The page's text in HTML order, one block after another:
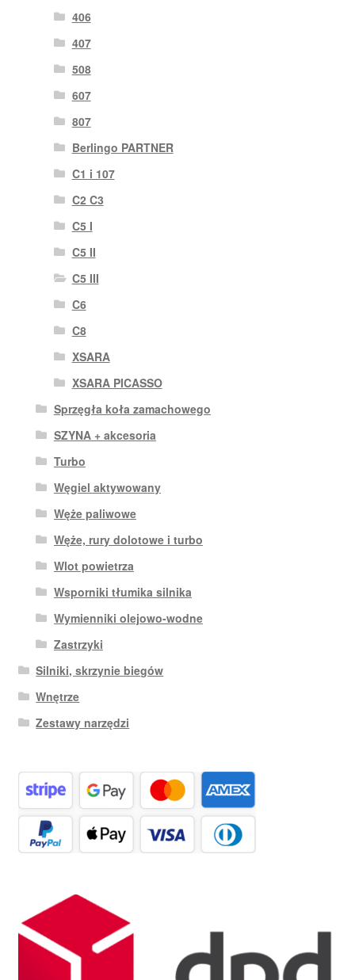
406
407
508
607
807
Berlingo PARTNER
C1 i 107
C2 C3
C5 I
C5 II
C5 III
C6
C8
XSARA
XSARA PICASSO
Sprzęgła koła zamachowego
SZYNA + akcesoria
Turbo
Węgiel aktywowany
Węże paliwowe
Węże, rury dolotowe i turbo
Wlot powietrza
Wsporniki tłumika silnika
Wymienniki olejowo-wodne
Zastrzyki
Silniki, skrzynie biegów
Wnętrze
Zestawy narzędzi